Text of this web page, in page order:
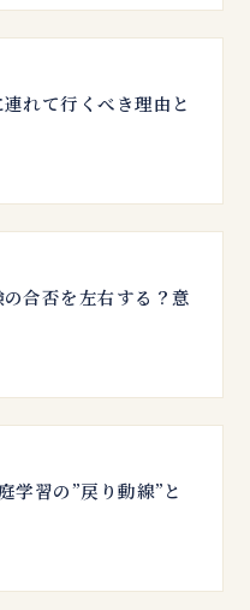
れて行くべき理由と
合否を左右する？意
学習の”戻り動線”と